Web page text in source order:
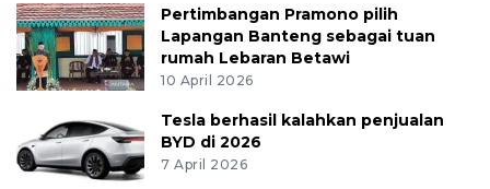
Pertimbangan Pramono pilih
Lapangan Banteng sebagai tuan
rumah Lebaran Betawi
10 April 2026
Tesla berhasil kalahkan penjualan
BYD di 2026
7 April 2026